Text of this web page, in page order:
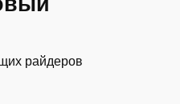
райдеров